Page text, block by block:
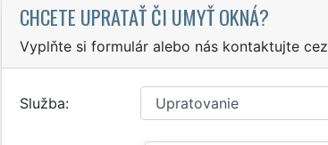
CHCETE UPRATAŤ ČI UMYŤ OKNÁ?
Vyplňte si formulár alebo nás kontaktujte cez
Služba